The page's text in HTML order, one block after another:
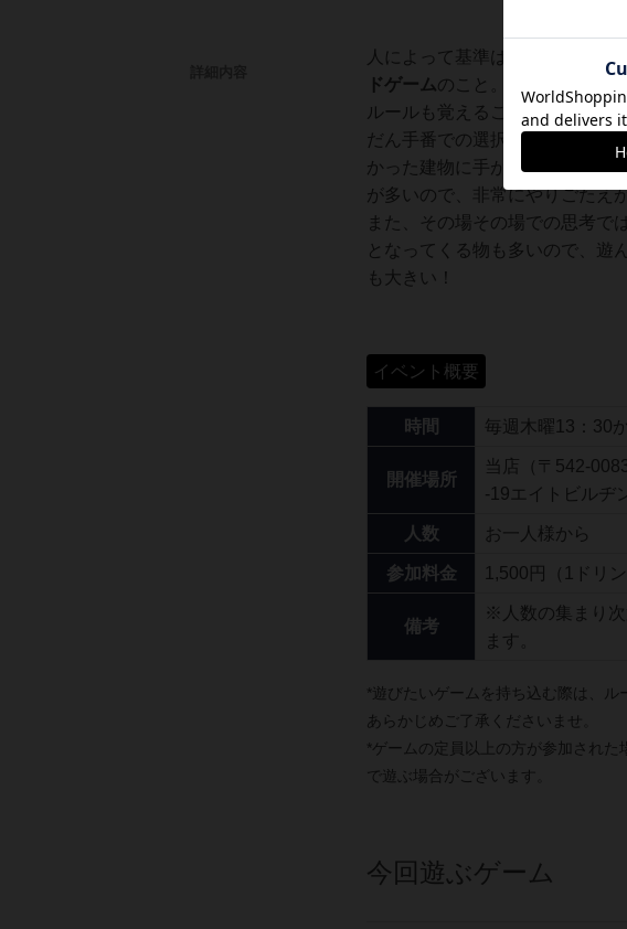
人によって基準はさまざまですが
ドゲームのこと。
ルールも覚えることが多いです
だん手番での選択肢が増えてい
かった建物に手がとどいたり、
が多いので、非常にやりごたえ
また、その場その場での思考で
となってくる物も多いので、遊
も大きい！
イベント概要
時間 毎週木曜13：30
開催場所
当店（〒542-
-19エイトビルヂ
人数 お一人様から
参加料金 1,500円（1ドリン
備考
※人数の集まり
ます。
*遊びたいゲームを持ち込む際は、ル
あらかじめご了承くださいませ。
*ゲームの定員以上の方が参加され
で遊ぶ場合がございます。
今回遊ぶゲーム